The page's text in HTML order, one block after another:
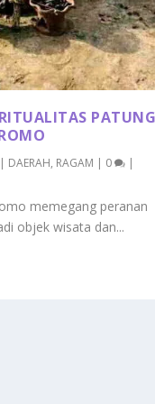
| DAERAH, RAGAM | 0 |
memegang peranan
objek wisata dan...